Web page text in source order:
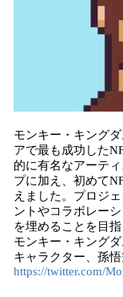
モンキー・キング
アで最も成功した
的に有名なアーテ
プに加え、初めて
えました。プロジ
ントやコラボレー
を埋めることを目指
モンキー・キング
キャラクター、孫
https://twitter.com/